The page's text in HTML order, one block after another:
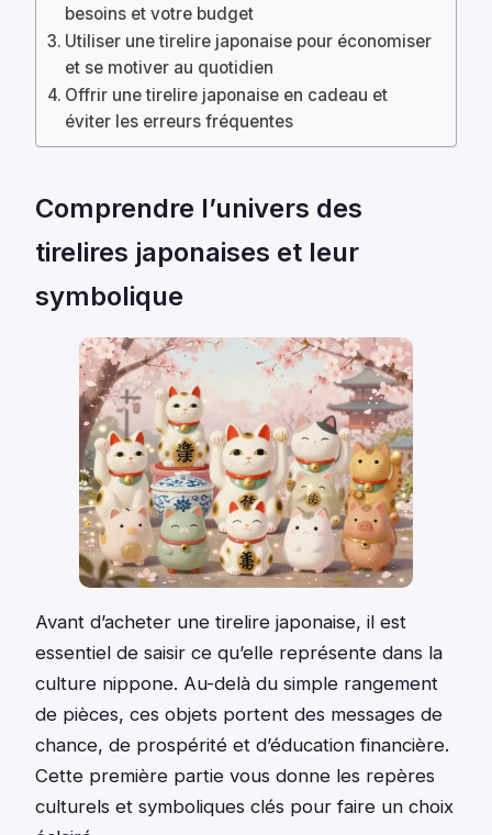
besoins et votre budget
Utiliser une tirelire japonaise pour économiser
et se motiver au quotidien
Offrir une tirelire japonaise en cadeau et
éviter les erreurs fréquentes
Comprendre l’univers des
tirelires japonaises et leur
symbolique
Avant d’acheter une tirelire japonaise, il est
essentiel de saisir ce qu’elle représente dans la
culture nippone. Au-delà du simple rangement
de pièces, ces objets portent des messages de
chance, de prospérité et d’éducation financière.
Cette première partie vous donne les repères
culturels et symboliques clés pour faire un choix